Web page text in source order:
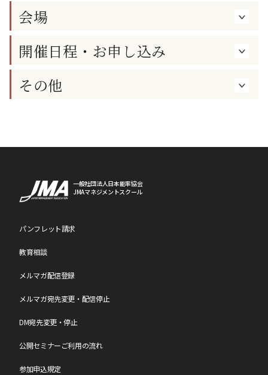
会場
開催日程・お申し込み
その他
一般社団法人日本能率協会
JMAマネジメントスクール
パンフレット請求
教育相談
メルマガ配信登録
メルマガ宛先変更・配信停止
DM宛先変更・停止
公開セミナーご利用の流れ
参加申込規定